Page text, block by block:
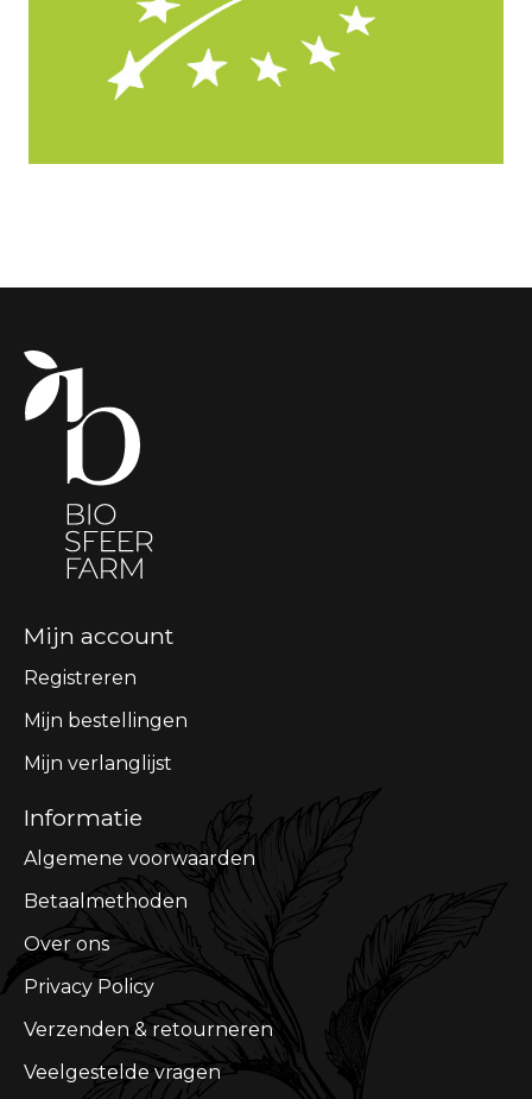
Mijn account
Registreren
Mijn bestellingen
Mijn verlanglijst
Informatie
Algemene voorwaarden
Betaalmethoden
Over ons
Privacy Policy
Verzenden & retourneren
Veelgestelde vragen